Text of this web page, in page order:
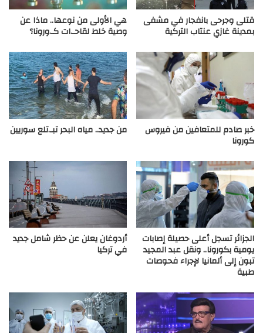
قتلى وجرحى بانفجار في مشفى
بمدينة غازي عنتاب التركية
هي الأولى من نوعها.. ماذا عن
وصية خلط لقاحـ.ات كـ.ورونا؟
خبر صادم للمتعافين من فيروس
كورونا
من جديد.. مياه البحر تبـ.تلع سوريين
الجزائر تسجل أعلى حصيلة إصابات
يومية بكورونا.. ونقل عبد المجيد
تبون إلى ألمانيا لإجراء فحوصات
طبية
أردوغان يعلن عن حظر شامل جديد
في تركيا